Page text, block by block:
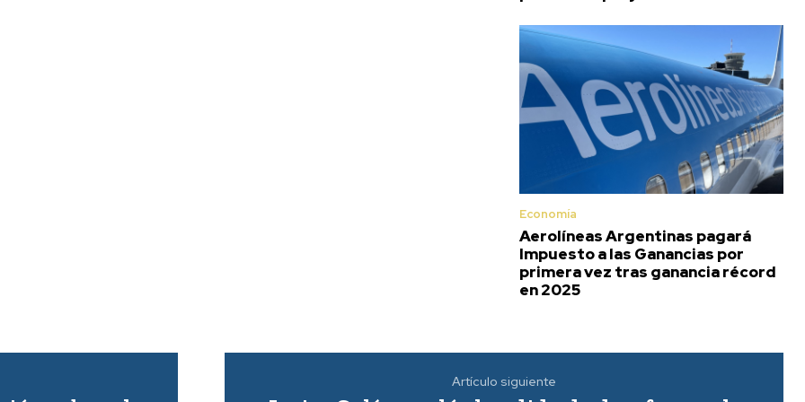
Economía
Aerolíneas Argentinas pagará
Impuesto a las Ganancias por
primera vez tras ganancia récord
en 2025
Artículo siguiente